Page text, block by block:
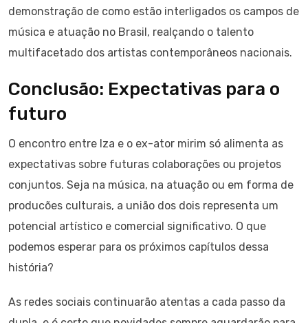
demonstração de como estão interligados os campos de
música e atuação no Brasil, realçando o talento
multifacetado dos artistas contemporâneos nacionais.
Conclusão: Expectativas para o
futuro
O encontro entre Iza e o ex-ator mirim só alimenta as
expectativas sobre futuras colaborações ou projetos
conjuntos. Seja na música, na atuação ou em forma de
producões culturais, a união dos dois representa um
potencial artístico e comercial significativo. O que
podemos esperar para os próximos capítulos dessa
história?
As redes sociais continuarão atentas a cada passo da